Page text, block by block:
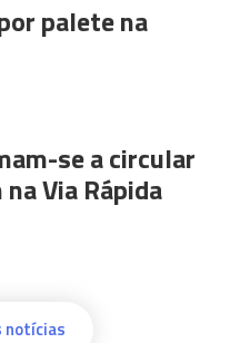
palete na
se a circular
Via Rápida
notícias